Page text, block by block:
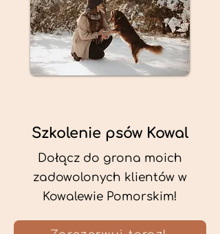
Szkolenie psów Kowal
Dołącz do grona moich
zadowolonych klientów w
Kowalewie Pomorskim!